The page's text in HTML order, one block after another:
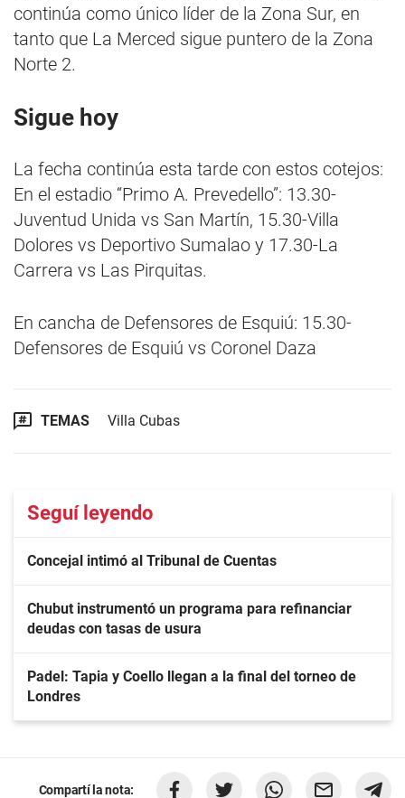
continúa como único líder de la Zona Sur, en
tanto que La Merced sigue puntero de la Zona
Norte 2.
Sigue hoy
La fecha continúa esta tarde con estos cotejos:
En el estadio “Primo A. Prevedello”: 13.30-
Juventud Unida vs San Martín, 15.30-Villa
Dolores vs Deportivo Sumalao y 17.30-La
Carrera vs Las Pirquitas.
En cancha de Defensores de Esquiú: 15.30-
Defensores de Esquiú vs Coronel Daza
TEMAS Villa Cubas
Seguí leyendo
Concejal intimó al Tribunal de Cuentas
Chubut instrumentó un programa para refinanciar
deudas con tasas de usura
Padel: Tapia y Coello llegan a la final del torneo de
Londres
Compartí la nota: